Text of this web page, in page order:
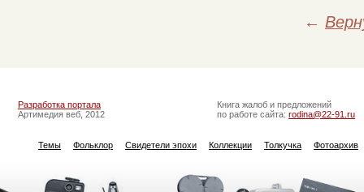
←
Разработка портала
Артимедия веб, 2012
Книга жалоб и предложений
по работе сайта: rodina@22-91.ru
Темы Фольклор Свидетели эпохи Коллекции Толкучка Фотоархив